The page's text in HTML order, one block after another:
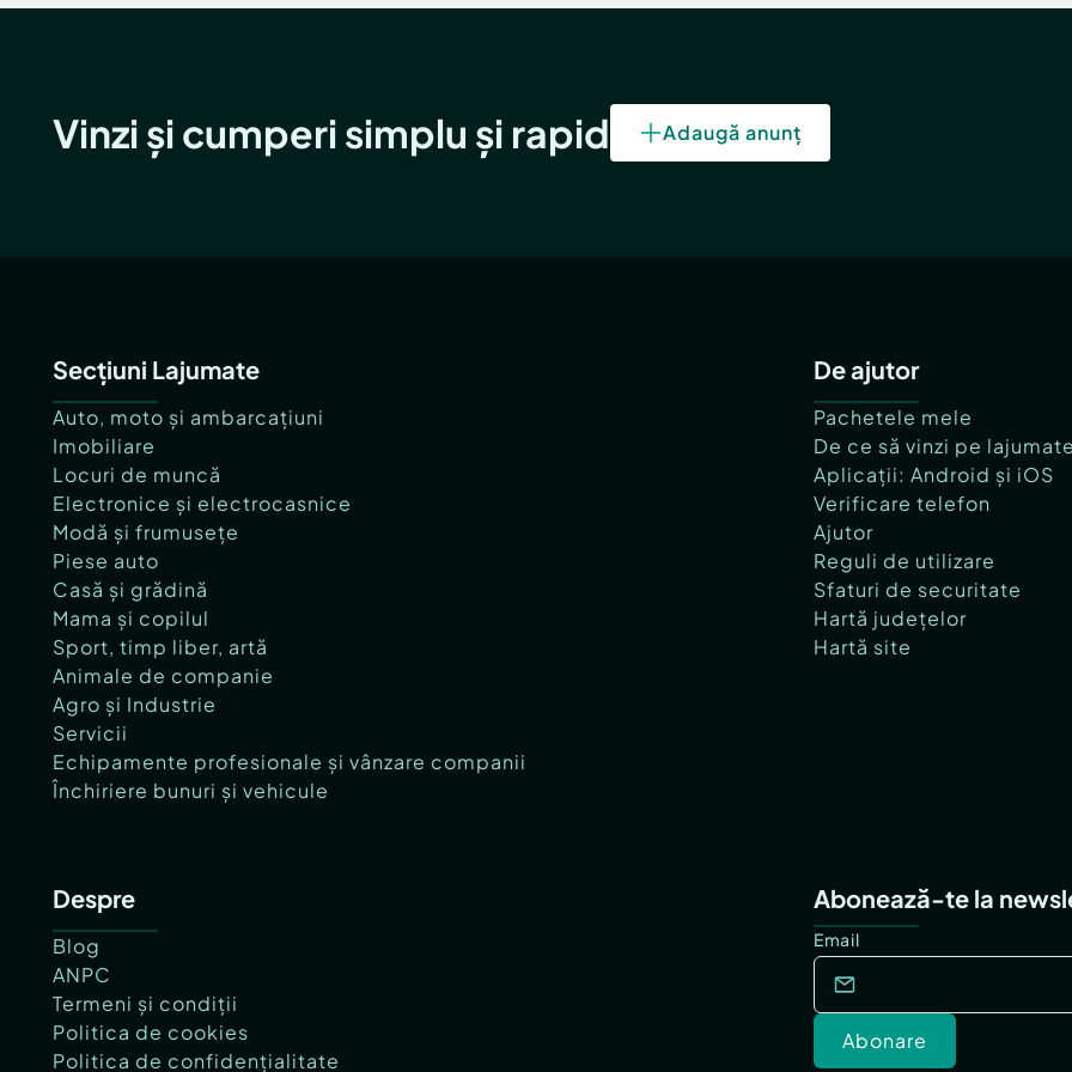
Vinzi și cumperi simplu și rapid Adaugă anunț
Secțiuni Lajumate
Auto, moto și ambarcațiuni
Imobiliare
Locuri de muncă
Electronice și electrocasnice
Modă și frumusețe
Piese auto
Casă și grădină
Mama și copilul
Sport, timp liber, artă
Animale de companie
Agro și Industrie
Servicii
Echipamente profesionale și vânzare companii
Închiriere bunuri și vehicule
De ajutor
Pachetele mele
De ce să vinzi pe
Aplicații: Android și iOS
Verificare telefon
Ajutor
Reguli de utilizare
Sfaturi de securitate
Hartă județelor
Hartă site
Despre
Blog
ANPC
Termeni și condiții
Politica de cookies
Politica de confidențialitate
Abonează-te la
Email
Abonare